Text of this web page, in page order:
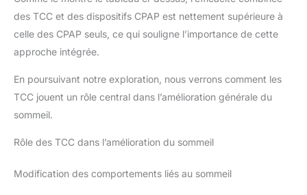
des TCC et des dispositifs CPAP est nettement supérieure à
celle des CPAP seuls, ce qui souligne l’importance de cette
approche intégrée.
En poursuivant notre exploration, nous verrons comment les
TCC jouent un rôle central dans l’amélioration générale du
sommeil.
Rôle des TCC dans l’amélioration du sommeil
Modification des comportements liés au sommeil